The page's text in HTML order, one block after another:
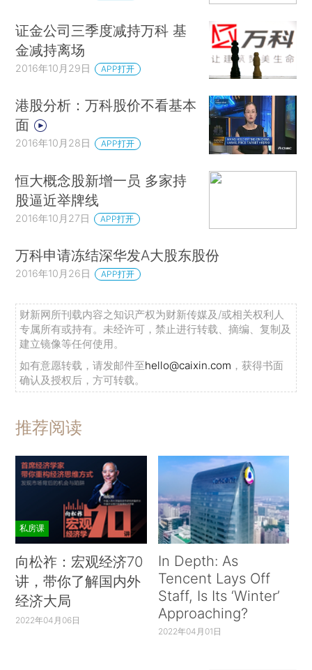
证金公司三季度减持万科 基
金减持离场
2016年10月29日 APP打开
港股分析：万科股价不看基本
面
2016年10月28日 APP打开
恒大概念股新增一员 多家持
股逼近举牌线
2016年10月27日 APP打开
万科申请冻结深华发A大股东股份
2016年10月26日 APP打开
财新网所刊载内容之知识产权为财新传媒及/或相关权利人
专属所有或持有。未经许可，禁止进行转载、摘编、复制及
建立镜像等任何使用。
如有意愿转载，请发邮件至hello@caixin.com ，获得书面
确认及授权后，方可转载。
推荐阅读
私房课
向松祚：宏观经济70
讲，带你了解国内外
经济大局
2022年04月06日
In Depth: As
Tencent Lays Off
Staff, Is Its ‘Winter’
Approaching?
2022年04月01日